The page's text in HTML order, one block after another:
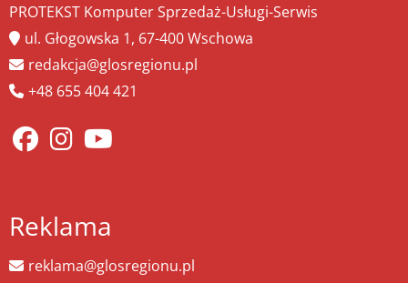
PROTEKST Komputer Sprzedaż-Usługi-Serwis
ul. Głogowska 1, 67-400 Wschowa
redakcja@glosregionu.pl
+48 655 404 421
Reklama
reklama@glosregionu.pl